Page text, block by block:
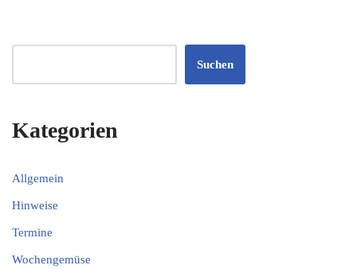
Suchen
Kategorien
Allgemein
Hinweise
Termine
Wochengemüse